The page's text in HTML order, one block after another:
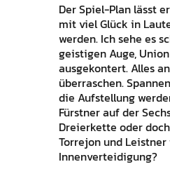
Der Spiel-Plan lässt
mit viel Glück in
werden. Ich sehe es
geistigen Auge,
ausgekontert. Alles
überraschen.
die Aufstellung
Fürstner auf der
Dreierkette oder
Torrejon und
Innenverteidigung?